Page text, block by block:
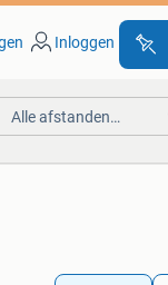
Inloggen
Alle afstanden…